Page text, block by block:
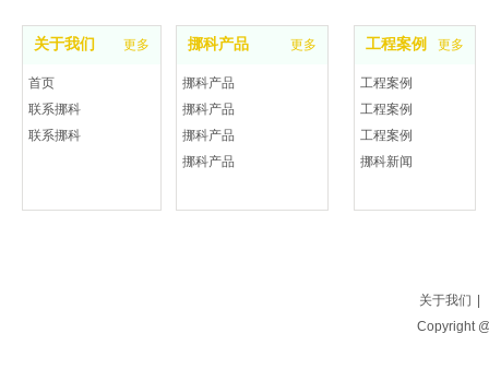
关于我们 更多
首页
联系挪科
联系挪科
挪科产品 更多
挪科产品
挪科产品
挪科产品
挪科产品
工程案例 更多
工程案例
工程案例
工程案例
挪科新闻
关于我们
Copyright